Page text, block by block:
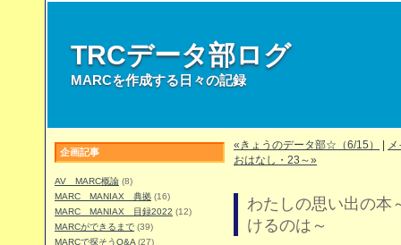
TRCデータ部ログ
MARCを作成する日々の記録
企画記事
AV MARC概論 (8)
MARC MANIAX 典拠 (16)
MARC MANIAX 目録2022 (12)
MARCができるまで (39)
MARCで探そうQ&A (27)
«きょうのデータ部☆（6/15）
おはなし・23～»
わたしの思い出の本
けるのは～